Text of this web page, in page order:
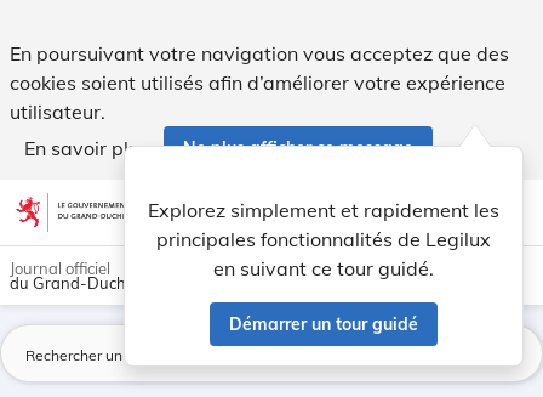
En poursuivant votre navigation vous acceptez que des
cookies soient utilisés afin d’améliorer votre expérience
utilisateur.
En savoir plus
Ne plus afficher ce message
Aller au contenu account_circle help Aide
Explorez simplement et rapidement les
principales fonctionnalités de Legilux
en suivant ce tour guidé.
Démarrer un tour guidé
light_mode dark_mode
Journal officiel
du Grand-Duché de Luxembourg